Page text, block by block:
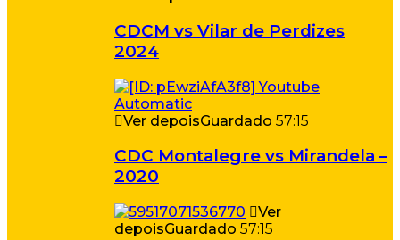
CDCM vs Vilar de Perdizes
2024
Ver depoisGuardado 57:15
CDC Montalegre vs Mirandela –
2020
Ver
depoisGuardado 57:15